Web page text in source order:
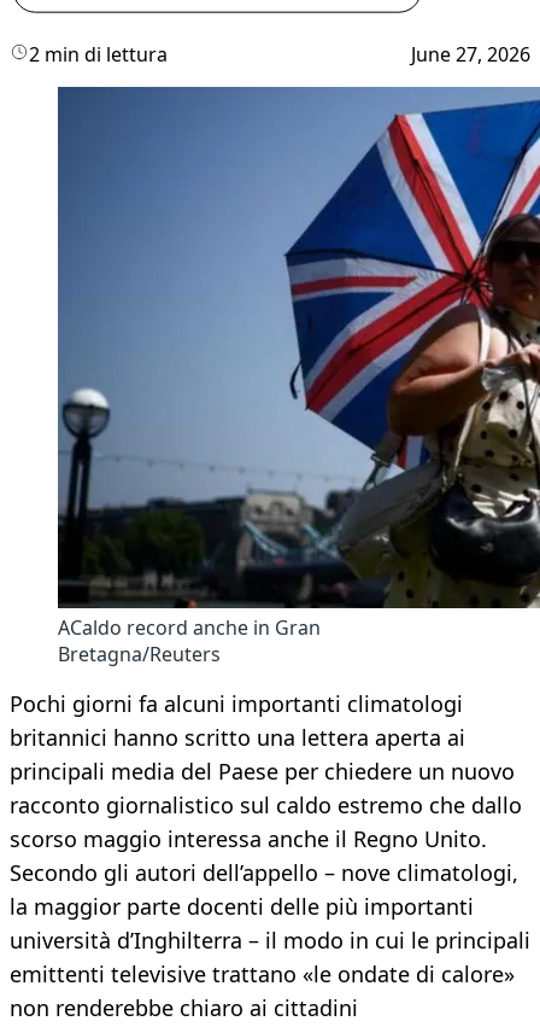
2 min di lettura June 27, 2026
ACaldo record anche in Gran
Bretagna/Reuters
Pochi giorni fa alcuni importanti climatologi
britannici hanno scritto una lettera aperta ai
principali media del Paese per chiedere un nuovo
racconto giornalistico sul caldo estremo che dallo
scorso maggio interessa anche il Regno Unito.
Secondo gli autori dell’appello – nove climatologi,
la maggior parte docenti delle più importanti
università d’Inghilterra – il modo in cui le principali
emittenti televisive trattano «le ondate di calore»
non renderebbe chiaro ai cittadini